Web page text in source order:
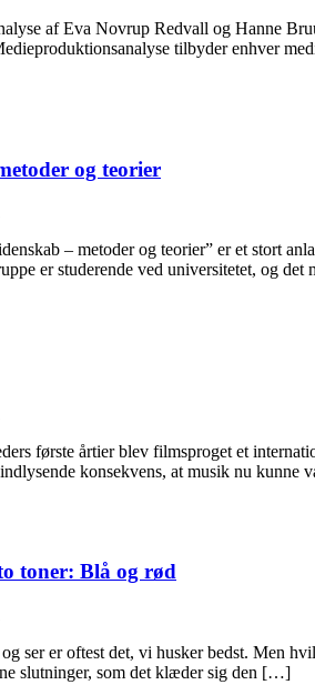
af Eva Novrup Redvall og Hanne
tilbyder enhver
og teorier
– metoder og teorier” er et stort
er studerende ved universitetet, og
første årtier blev filmsproget et
konsekvens, at musik nu
toner: Blå og rød
ser er oftest det, vi husker bedst. Men
slutninger, som det klæder sig den […]